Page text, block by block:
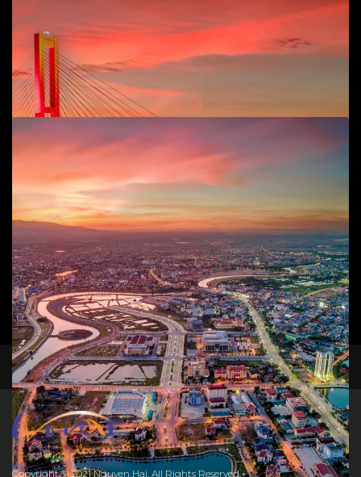
Add to cart
Sông Nhật Lệ
Phong cảnh,T.P Đồng Hới
55$ 50 $
Add to cart
Cầu Nhật Lệ 2
Phong cảnh,T.P Đồng Hới
45$
facebook instagram
Copyright © 2021 Nguyen Hai. All Rights Reserved.